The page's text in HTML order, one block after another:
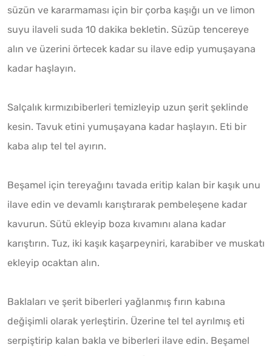
süzün ve kararmaması için bir çorba kaşığı un ve limon
suyu ilaveli suda 10 dakika bekletin. Süzüp tencereye
alın ve üzerini örtecek kadar su ilave edip yumuşayana
kadar haşlayın.
Salçalık kırmızıbiberleri temizleyip uzun şerit şeklinde
kesin. Tavuk etini yumuşayana kadar haşlayın. Eti bir
kaba alıp tel tel ayırın.
Beşamel için tereyağını tavada eritip kalan bir kaşık unu
ilave edin ve devamlı karıştırarak pembeleşene kadar
kavurun. Sütü ekleyip boza kıvamını alana kadar
karıştırın. Tuz, iki kaşık kaşarpeyniri, karabiber ve muskatı
ekleyip ocaktan alın.
Baklaları ve şerit biberleri yağlanmış fırın kabına
değişimli olarak yerleştirin. Üzerine tel tel ayrılmış eti
serpiştirip kalan bakla ve biberleri ilave edin. Beşamel